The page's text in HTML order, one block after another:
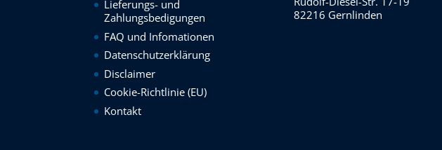
Lieferungs- und
Zahlungsbedigungen
FAQ und Infomationen
Datenschutzerklärung
Disclaimer
Cookie-Richtlinie (EU)
Kontakt
82216 Gernlinden